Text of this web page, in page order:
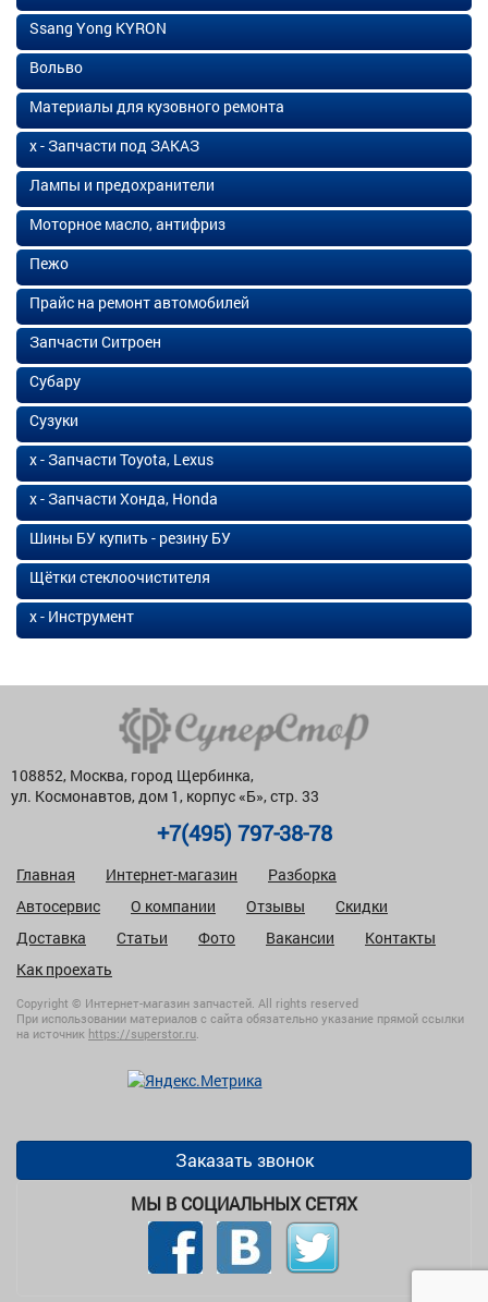
Ssang Yong KYRON
Вольво
Материалы для кузовного ремонта
х - Запчасти под ЗАКАЗ
Лампы и предохранители
Моторное масло, антифриз
Пежо
Прайс на ремонт автомобилей
Запчасти Ситроен
Субару
Сузуки
х - Запчасти Toyota, Lexus
х - Запчасти Хонда, Honda
Шины БУ купить - резину БУ
Щётки стеклоочистителя
х - Инструмент
108852, Москва, город Щербинка,
ул. Космонавтов, дом 1, корпус «Б», стр. 33
+7(495) 797-38-78
Главная Интернет-магазин
Разборка
Автосервис
О компании Отзывы
Скидки
Доставка
Статьи Фото Вакансии
Контакты
Как проехать
Copyright © Интернет-магазин запчастей. All rights reserved
При использовании материалов с сайта обязательно указание прямой ссылки
на источник https://superstor.ru.
Заказать звонок
МЫ В СОЦИАЛЬНЫХ СЕТЯХ